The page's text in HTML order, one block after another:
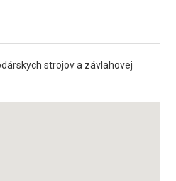
strojov a závlahovej